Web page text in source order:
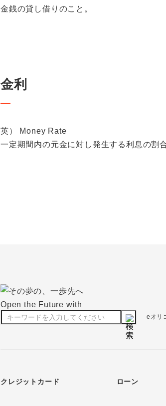
金銭の貸し借りのこと。
金利
英） Money Rate
一定期間内の元金に対し発生する利息の割
クレジットカード ローン
eオリ